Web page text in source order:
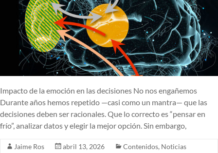
Impacto de la emoción en las decisiones No nos engañemos
Durante años hemos repetido —casi como un mantra— que las
decisiones deben ser racionales. Que lo correcto es “pensar en
frío”, analizar datos y elegir la mejor opción. Sin embargo,
Jaime Ros abril 13, 2026 Contenidos, Noticias